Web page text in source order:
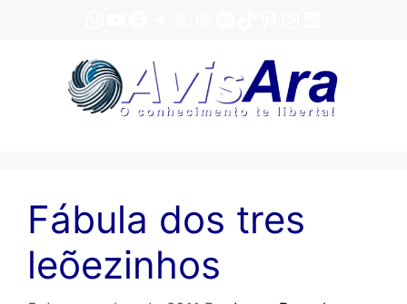
Fábula dos tres
leõezinhos